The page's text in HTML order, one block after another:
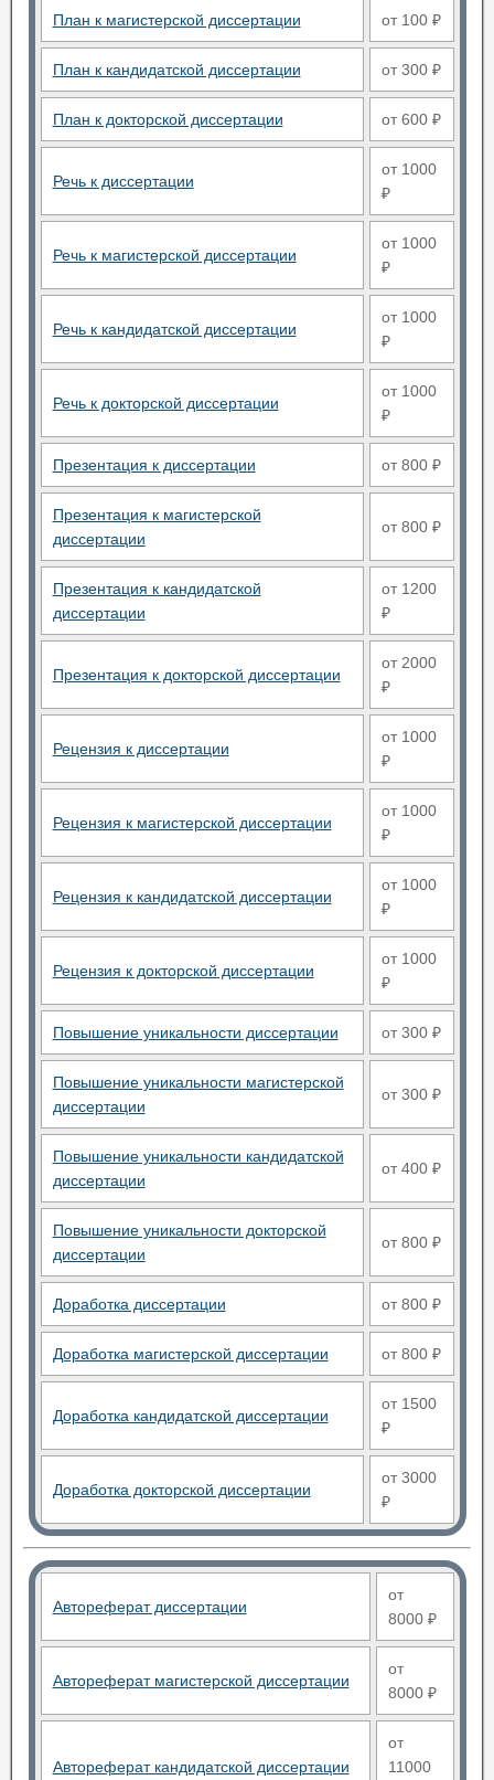
План к магистерской диссертации от 100 ₽
План к кандидатской диссертации от 300 ₽
План к докторской диссертации от 600 ₽
Речь к диссертации
от 1000
₽
Речь к магистерской диссертации
от 1000
₽
Речь к кандидатской диссертации
от 1000
₽
Речь к докторской диссертации
от 1000
₽
Презентация к диссертации от 800 ₽
Презентация к магистерской
диссертации
от 800 ₽
Презентация к кандидатской
диссертации
от 1200
₽
Презентация к докторской диссертации
от 2000
₽
Рецензия к диссертации
от 1000
₽
Рецензия к магистерской диссертации
от 1000
₽
Рецензия к кандидатской диссертации
от 1000
₽
Рецензия к докторской диссертации
от 1000
₽
Повышение уникальности диссертации от 300 ₽
Повышение уникальности магистерской
диссертации
от 300 ₽
Повышение уникальности кандидатской
диссертации
от 400 ₽
Повышение уникальности докторской
диссертации
от 800 ₽
Доработка диссертации от 800 ₽
Доработка магистерской диссертации от 800 ₽
Доработка кандидатской диссертации
от 1500
₽
Доработка докторской диссертации
от 3000
₽
Автореферат диссертации
от
8000 ₽
Автореферат магистерской диссертации
от
8000 ₽
Автореферат кандидатской диссертации
от
11000